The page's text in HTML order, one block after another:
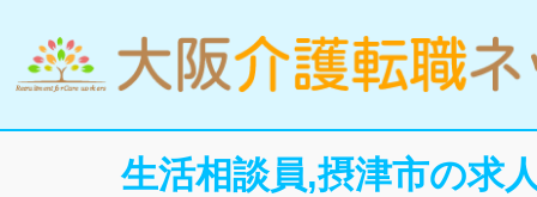
生活相談員,摂津市の求